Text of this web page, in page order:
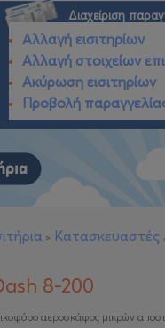
Διαχείριση
Αλλαγή εισιτηρίων
Αλλαγή στοιχείων
Ακύρωση εισιτηρίων
Προβολή
>
8-200
αεροσκάφος μικρών